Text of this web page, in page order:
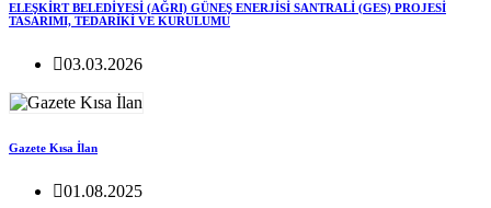
ELEŞKİRT BELEDİYESİ (AĞRI) GÜNEŞ ENERJİSİ SANTRALİ (GES) PROJESİ
TASARIMI, TEDARİKİ VE KURULUMU
03.03.2026
Gazete Kısa İlan
01.08.2025